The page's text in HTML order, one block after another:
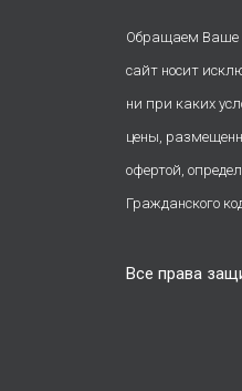
Обращаем Ваше
сайт носит
ни при каких
цены,
офертой,
Гражданского
Все права